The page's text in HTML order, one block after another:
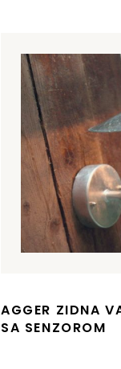
AGGER ZIDNA
SA SENZOROM